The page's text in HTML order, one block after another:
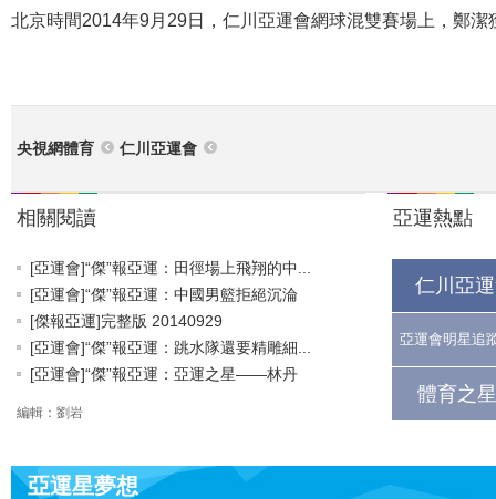
北京時間2014年9月29日，仁川亞運會網球混雙賽場上，鄭潔
央視網體育 仁川亞運會
相關閱讀
[亞運會]“傑”報亞運：田徑場上飛翔的中...
[亞運會]“傑”報亞運：中國男籃拒絕沉淪
[傑報亞運]完整版 20140929
[亞運會]“傑”報亞運：跳水隊還要精雕細...
[亞運會]“傑”報亞運：亞運之星——林丹
編輯：劉岩
亞運熱點
仁川亞
亞運會明星追
體育之
亞運星夢想